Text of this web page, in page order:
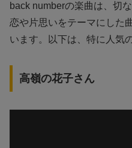
back numberの楽曲は、切
恋や片思いをテーマにした
います。以下は、特に人気
高嶺の花子さん